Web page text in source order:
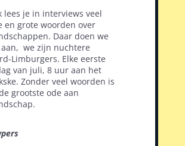
lees je in interviews veel
en grote woorden over
Daar doen we
we zijn nuchtere
Limburgers. Elke eerste
van juli, 8 uur aan het
Zonder veel woorden is
grootste ode aan